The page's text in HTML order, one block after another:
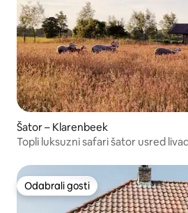
Šator – Klarenbeek
Topli luksuzni safari šator usred
Odabrali gosti
Odabrali gosti